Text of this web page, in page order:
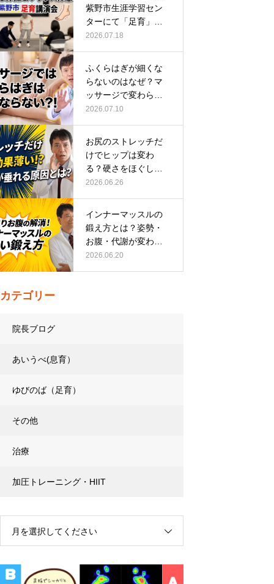
紫野市生涯学習セン
ターにて「足育」講
演会に登壇し…
2026.07.18
ふくらはぎが細くな
らないのはなぜ？マ
ッサージで変わらな
い根本原因
2026.07.10
お尻のストレッチだ
けでヒップは変わ
る？硬さをほぐして
整える正しい方…
2026.06.26
インナーマッスルの
鍛え方とは？姿勢・
お腹・代謝が変わる
トレーニング…
2026.06.20
カテゴリー
院長ブログ
あいうべ(息育）
ゆびのば（足育）
その他
治療
加圧トレーニング・HIIT
月を選択してください